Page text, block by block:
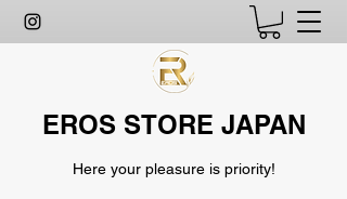
EROS STORE JAPAN
Here your pleasure is priority!